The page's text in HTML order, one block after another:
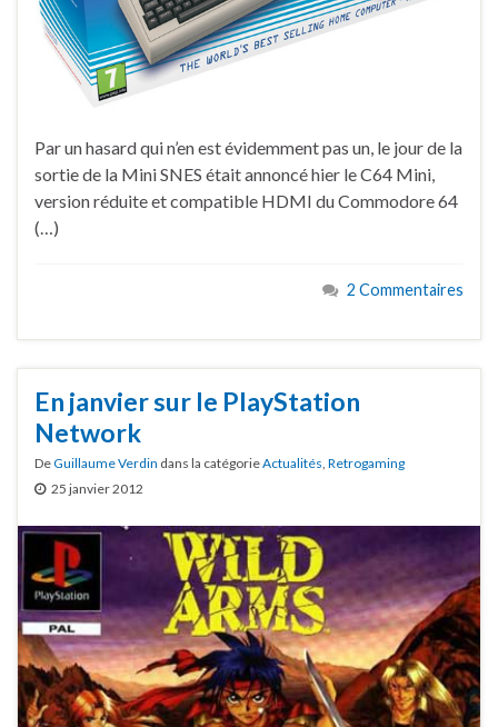
Par un hasard qui n’en est évidemment pas un, le jour de la
sortie de la Mini SNES était annoncé hier le C64 Mini,
version réduite et compatible HDMI du Commodore 64
(…)
2 Commentaires
En janvier sur le PlayStation
Network
DeGuillaume Verdin dans la catégorieActualités, Retrogaming
25 janvier 2012